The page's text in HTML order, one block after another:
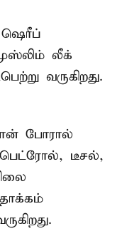
ஷெரீப்
லீக்
வருகிறது.
போரால்
பெட்ரோல், டீசல்,